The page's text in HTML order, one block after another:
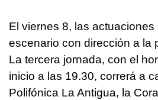
El viernes 8, las actuaciones
escenario con dirección a la
La tercera jornada, con el
inicio a las 19.30, correrá a
Polifónica La Antigua, la